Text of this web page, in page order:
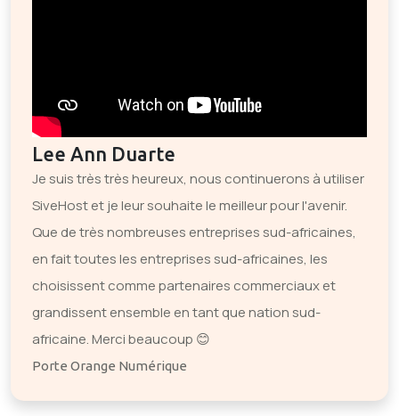
Lee Ann Duarte
Je suis très très heureux, nous continuerons à utiliser
SiveHost et je leur souhaite le meilleur pour l'avenir.
Que de très nombreuses entreprises sud-africaines,
en fait toutes les entreprises sud-africaines, les
choisissent comme partenaires commerciaux et
grandissent ensemble en tant que nation sud-
africaine. Merci beaucoup 😊
Porte Orange Numérique